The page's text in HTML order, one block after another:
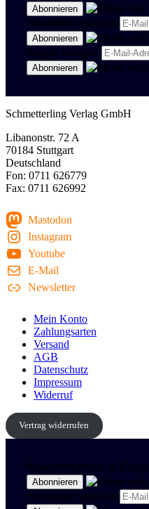
Newsletter Spanisch
Region Stuttgart
Schmetterling Verlag GmbH
Libanonstr. 72 A
70184 Stuttgart
Deutschland
Fon: 0711 626779
Fax: 0711 626992
Mastodon
Instagram
Youtube
E-Mail
Newsletter
Mein Konto
Zahlungsarten
Versand
AGB
Datenschutz
Impressum
Widerruf
Vertrag widerrufen
Newsletter Politik & Kultur
Newsletter Spanisch